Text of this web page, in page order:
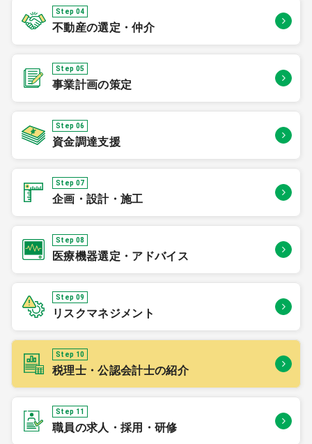
Step 04
不動産の選定・仲介
Step 05
事業計画の策定
Step 06
資金調達支援
Step 07
企画・設計・施工
Step 08
医療機器選定・アドバイス
Step 09
リスクマネジメント
Step 10
税理士・公認会計士の紹介
Step 11
職員の求人・採用・研修